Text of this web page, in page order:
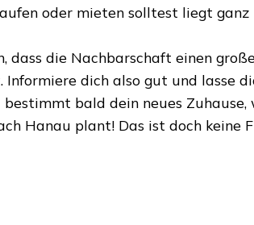
oder mieten solltest liegt ganz
dass die Nachbarschaft einen
dich also gut und lasse
bald dein neues Zuhause,
Hanau plant! Das ist doch keine